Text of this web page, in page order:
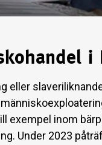
i
eller
exempel inom
Under 2023